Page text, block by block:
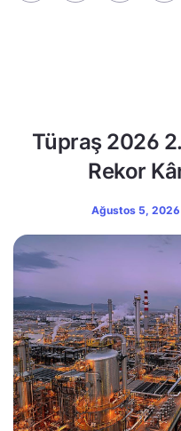
Tüpraş 2026
Rekor
Ağustos 5, 2026